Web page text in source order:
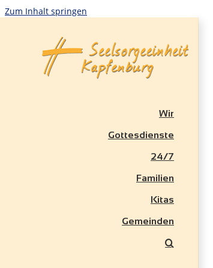
Zum Inhalt springen
Wir
Gottesdienste
24/7
Familien
Kitas
Gemeinden